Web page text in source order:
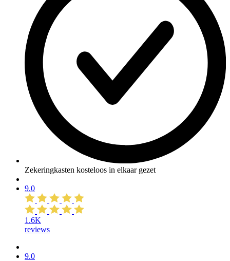
Zekeringkasten kosteloos in elkaar gezet
9.0
1.6K
reviews
9.0